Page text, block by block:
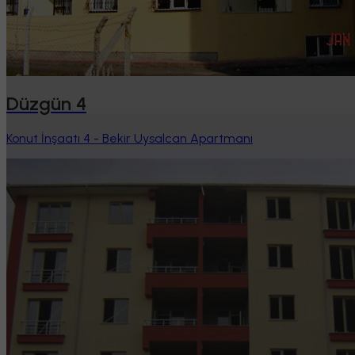
Düzgün 4
Konut İnşaatı 4 - Bekir Uysalcan Apartmanı